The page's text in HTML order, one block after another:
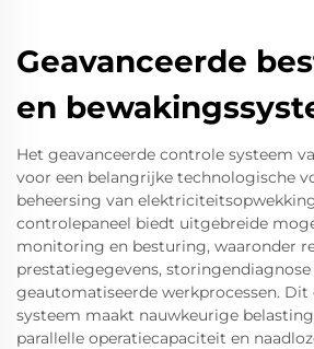
Geavanceerde
en
Het geavanceerde controle systeem
voor een belangrijke technologische
beheersing van
controlepaneel biedt uitgebreide
monitoring en besturing, waaronder
prestatiegegevens, storingendiagnose
geautomatiseerde werkprocessen. Dit
systeem maakt nauwkeurige
parallelle operatiecapaciteit en